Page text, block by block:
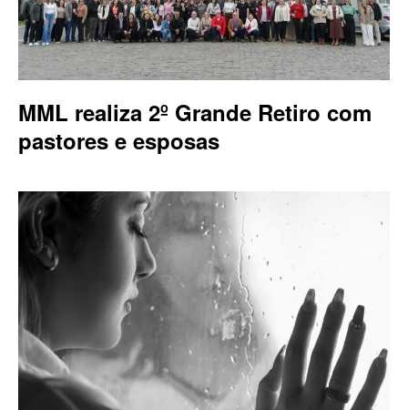
MML realiza 2º Grande Retiro com
pastores e esposas